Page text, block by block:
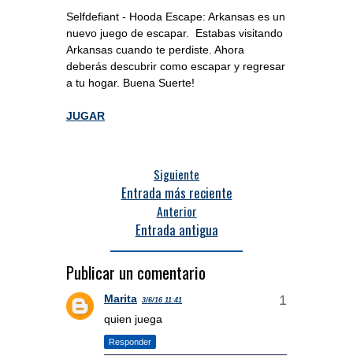
Selfdefiant - Hooda Escape: Arkansas es un
nuevo juego de escapar. Estabas visitando
Arkansas cuando te perdiste. Ahora
deberás descubrir como escapar y regresar
a tu hogar. Buena Suerte!
JUGAR
Siguiente
Entrada más reciente
Anterior
Entrada antigua
Publicar un comentario
Marita 3/6/16 11:41
quien juega
Responder